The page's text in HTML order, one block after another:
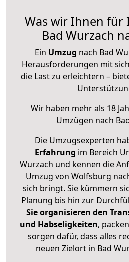
Was wir Ihnen für
Bad Wurzach
Ein Umzug nach Bad
Herausforderungen mit
die Last zu erleichtern –
Wir haben mehr als 18
Umzügen nach
Die Umzugsexperten
Erfahrung im Bereich
Wurzach und kennen die
Umzug von Wolfsburg
sich bringt. Sie kümmern
Planung bis hin zur
Sie organisieren den
und Habseligkeiten,
sorgen dafür, dass alles
neuen Zielort in Bad